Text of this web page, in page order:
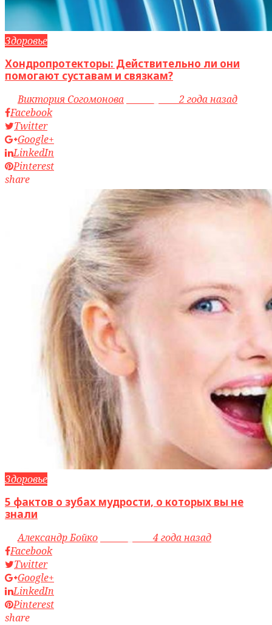
Здоровье
Хондропротекторы: Действительно ли они
помогают суставам и связкам?
byВиктория Согомонова access_time2 года назад
Facebook
Twitter
Google+
LinkedIn
Pinterest
share
Здоровье
5 фактов о зубах мудрости, о которых вы не
знали
byАлександр Бойко
4 года назад
Facebook
Twitter
Google+
LinkedIn
Pinterest
share